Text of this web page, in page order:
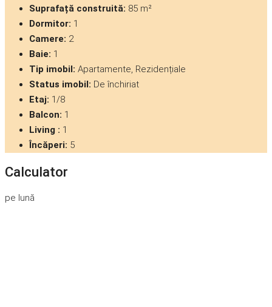
Suprafață construită: 85 m²
Dormitor: 1
Camere: 2
Baie: 1
Tip imobil: Apartamente, Rezidențiale
Status imobil: De închiriat
Etaj: 1/8
Balcon: 1
Living : 1
Încăperi: 5
Calculator
pe lună